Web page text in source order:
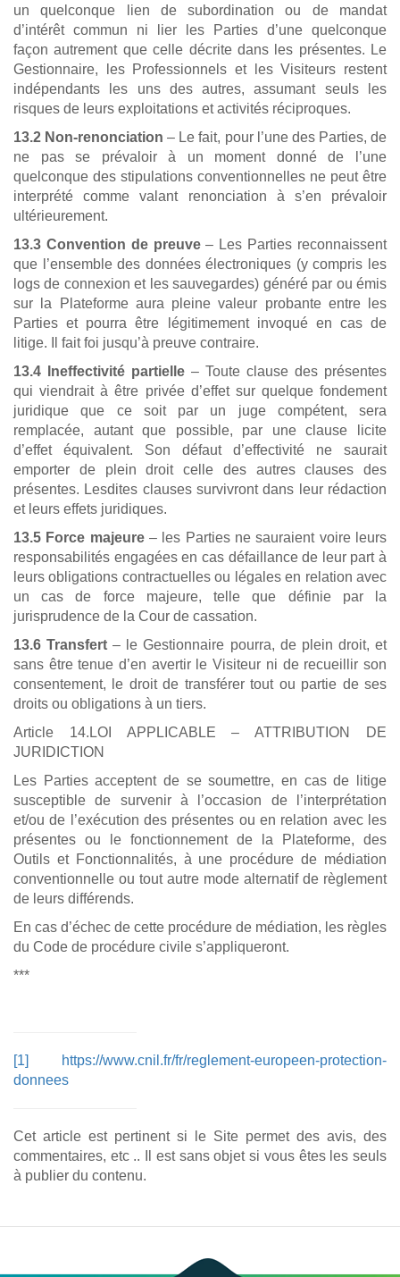
un quelconque lien de subordination ou de mandat
d’intérêt commun ni lier les Parties d’une quelconque
façon autrement que celle décrite dans les présentes. Le
Gestionnaire, les Professionnels et les Visiteurs restent
indépendants les uns des autres, assumant seuls les
risques de leurs exploitations et activités réciproques.
13.2 Non-renonciation – Le fait, pour l’une des Parties, de
ne pas se prévaloir à un moment donné de l’une
quelconque des stipulations conventionnelles ne peut être
interprété comme valant renonciation à s’en prévaloir
ultérieurement.
13.3 Convention de preuve– Les Parties reconnaissent
que l’ensemble des données électroniques (y compris les
logs de connexion et les sauvegardes) généré par ou émis
sur la Plateforme aura pleine valeur probante entre les
Parties et pourra être légitimement invoqué en cas de
litige. Il fait foi jusqu’à preuve contraire.
13.4 Ineffectivité partielle – Toute clause des présentes
qui viendrait à être privée d’effet sur quelque fondement
juridique que ce soit par un juge compétent, sera
remplacée, autant que possible, par une clause licite
d’effet équivalent. Son défaut d’effectivité ne saurait
emporter de plein droit celle des autres clauses des
présentes. Lesdites clauses survivront dans leur rédaction
et leurs effets juridiques.
13.5 Force majeure– les Parties ne sauraient voire leurs
responsabilités engagées en cas défaillance de leur part à
leurs obligations contractuelles ou légales en relation avec
un cas de force majeure, telle que définie par la
jurisprudence de la Cour de cassation.
13.6 Transfert – le Gestionnaire pourra, de plein droit, et
sans être tenue d’en avertir le Visiteur ni de recueillir son
consentement, le droit de transférer tout ou partie de ses
droits ou obligations à un tiers.
Article 14.LOI APPLICABLE – ATTRIBUTION DE
JURIDICTION
Les Parties acceptent de se soumettre, en cas de litige
susceptible de survenir à l’occasion de l’interprétation
et/ou de l’exécution des présentes ou en relation avec les
présentes ou le fonctionnement de la Plateforme, des
Outils et Fonctionnalités, à une procédure de médiation
conventionnelle ou tout autre mode alternatif de règlement
de leurs différends.
En cas d’échec de cette procédure de médiation, les règles
du Code de procédure civile s’appliqueront.
***
[1]
https://www.cnil.fr/fr/reglement-europeen-protection-
donnees
Cet article est pertinent si le Site permet des avis, des
commentaires, etc .. Il est sans objet si vous êtes les seuls
à publier du contenu.